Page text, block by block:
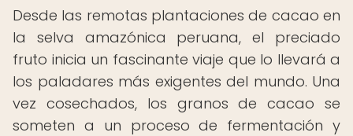
Desde las remotas plantaciones de cacao en
la selva amazónica peruana, el preciado
fruto inicia un fascinante viaje que lo llevará a
los paladares más exigentes del mundo. Una
vez cosechados, los granos de cacao se
someten a un proceso de fermentación y